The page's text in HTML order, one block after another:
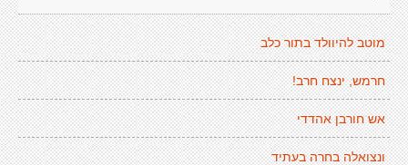
מוטב להיוולד בתור כלב
חרמש, ינצח חרב!
אש חורבן אהדדי
ונצואלה בחרה בעתיד